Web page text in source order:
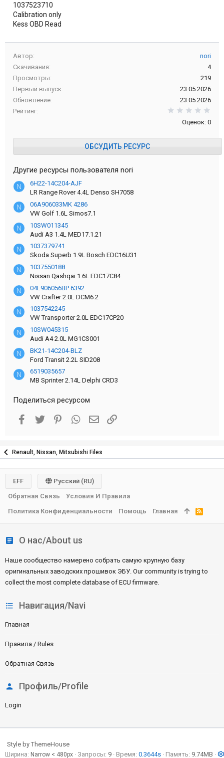
1037523710
Calibration only
Kess OBD Read
Автор
nori
Скачивания
4
Просмотры
219
Первый выпуск
23.05.2026
Обновление
23.05.2026
Рейтинг
Оценок: 0
ОБСУДИТЬ РЕСУРС
Другие ресурсы пользователя nori
N
6H22-14C204-AJF
LR Range Rover 4.4L Denso SH7058
N
06A906033MK 4286
VW Golf 1.6L Simos7.1
N
10SW011345
Audi A3 1.4L MED17.1.21
N
1037379741
Skoda Superb 1.9L Bosch EDC16U31
N
1037550188
Nissan Qashqai 1.6L EDC17C84
N
04L906056BP 6392
VW Crafter 2.0L DCM6.2
N
1037542245
VW Transporter 2.0L EDC17CP20
N
10SW045315
Audi A4 2.0L MG1CS001
N
BK21-14C204-BLZ
Ford Transit 2.2L SID208
N
6519035657
MB Sprinter 2.14L Delphi CRD3
Поделиться ресурсом
Facebook
Twitter PinterestWhatsAppЭлектронная почта
Ссылка
Renault, Nissan, Mitsubishi Files
О нас/About us
Наше сообщество намерено собрать самую крупную базу
оригинальных заводских прошивок ЭБУ. Our community is trying to
collect the most complete database of ECU firmware.
Навигация/Navi
Главная
Правила / Rules
Обратная Связь
Профиль/Profile
Login
EFF
Русский (RU)
Обратная Связь
Условия И Правила
Политика Конфиденциальности
Помощь Главная
R
Style by ThemeHouse
Ширина Запросы 9 Время 0.3644s Память 9.74MB